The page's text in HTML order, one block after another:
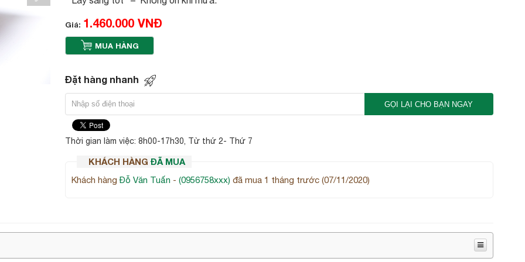
Giá: 1.460.000 VNĐ
MUA HÀNG
Đặt hàng nhanh
GỌI LẠI CHO BẠN NGAY
Thời gian làm việc: 8h00-17h30, Từ thứ 2- Thứ 7
KHÁCH HÀNG ĐÃ MUA
Khách hàngĐỗ Văn Tuấn - (0956758xxx) đã mua 1 tháng trước (07/11/2020)